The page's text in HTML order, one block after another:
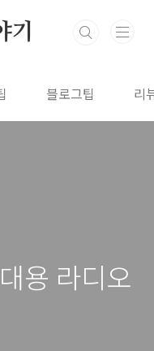
기
블로그팁 리
용 라디오